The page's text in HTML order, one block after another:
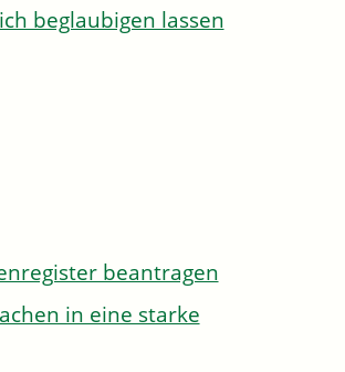
beglaubigen lassen
beantragen
in eine starke